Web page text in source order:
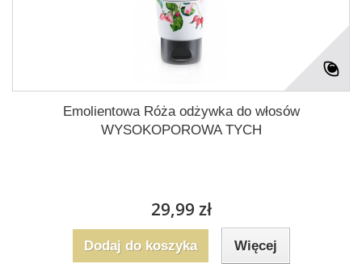
Emolientowa Róża odżywka do włosów
WYSOKOPOROWA TYCH
29,99 zł
Dodaj do koszyka Więcej